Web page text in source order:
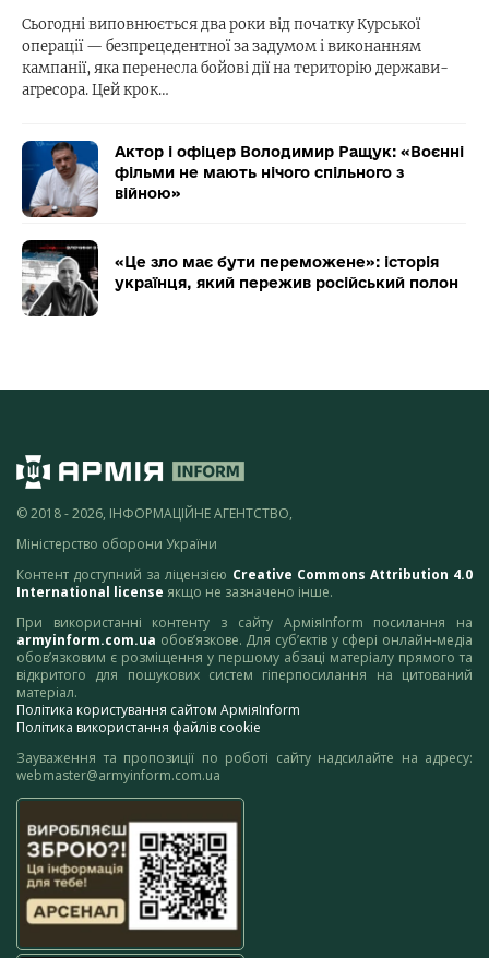
Сьогодні виповнюється два роки від початку Курської
операції — безпрецедентної за задумом і виконанням
кампанії, яка перенесла бойові дії на територію держави-
агресора. Цей крок…
Актор і офіцер Володимир Ращук: «Воєнні
фільми не мають нічого спільного з
війною»
«Це зло має бути переможене»: історія
українця, який пережив російський полон
© 2018 - 2026, ІНФОРМАЦІЙНЕ АГЕНТСТВО,
Міністерство оборони України
Контент доступний за ліцензією Creative Commons Attribution 4.0
International license якщо не зазначено інше.
При використанні контенту з сайту АрміяInform посилання на
armyinform.com.ua обов’язкове. Для суб’єктів у сфері онлайн-медіа
обов’язковим є розміщення у першому абзаці матеріалу прямого та
відкритого для пошукових систем гіперпосилання на цитований
матеріал.
Політика користування сайтом АрміяInform
Політика використання файлів cookie
Зауваження та пропозиції по роботі сайту надсилайте на адресу:
webmaster@armyinform.com.ua